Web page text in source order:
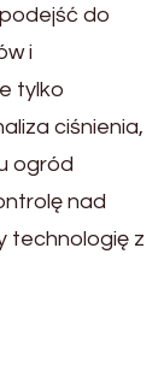
do
i
tylko
ciśnienia,
ogród
nad
technologię z